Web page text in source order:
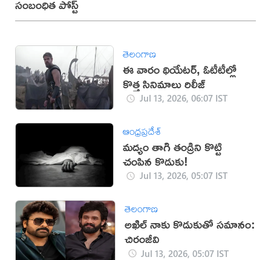
సంబంధిత పోస్ట్
తెలంగాణ
ఈ వారం థియేటర్, ఓటీటీల్లో
కొత్త సినిమాలు రిలీజ్
Jul 13, 2026, 06:07 IST
ఆంధ్రప్రదేశ్
మద్యం తాగి తండ్రిని కొట్టి
చంపిన కొడుకు!
Jul 13, 2026, 05:07 IST
తెలంగాణ
అఖిల్‌ నాకు కొడుకుతో సమానం:
చిరంజీవి
Jul 13, 2026, 05:07 IST